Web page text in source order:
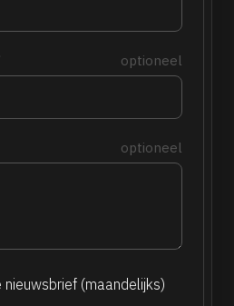
optioneel
optioneel
nieuwsbrief (maandelijks)